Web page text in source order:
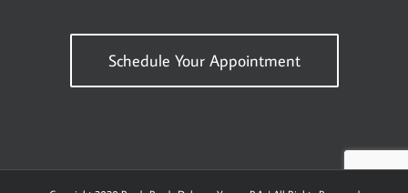
Schedule Your Appointment